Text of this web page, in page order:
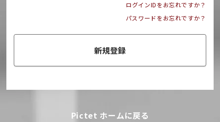
ログインIDをお忘れですか？
パスワードをお忘れですか？
新規登録
Pictet ホームに戻る